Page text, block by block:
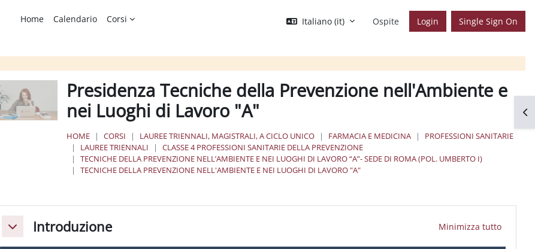
Home Calendario Corsi Italiano ‎(it)‎ Ospite Login Single Sign On
Presidenza Tecniche della Prevenzione nell'Ambiente e
nei Luoghi di Lavoro "A"
HOME CORSI LAUREE TRIENNALI, MAGISTRALI, A CICLO UNICO FARMACIA E MEDICINA
PROFESSIONI SANITARIE
LAUREE TRIENNALI
CLASSE 4 PROFESSIONI SANITARIE DELLA PREVENZIONE
TECNICHE DELLA PREVENZIONE NELL’AMBIENTE E NEI LUOGHI DI LAVORO “A”- SEDE DI ROMA (POL. UMBERTO I)
TECNICHE DELLA PREVENZIONE NELL'AMBIENTE E NEI LUOGHI DI LAVORO "A"
Schema della sezione
MinimizzaIntroduzione Minimizza tutto